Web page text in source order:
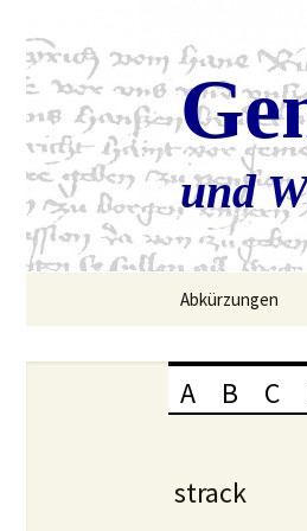
und
Abkürzungen
A B C
strack